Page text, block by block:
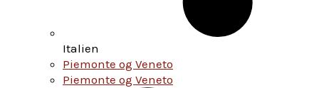
Italien
Piemonte og Veneto
Piemonte og Veneto